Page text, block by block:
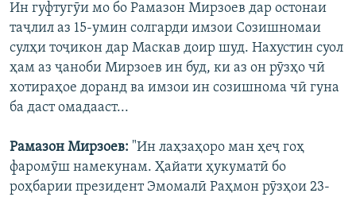
Ин гуфтугӯи мо бо Рамазон Мирзоев дар остонаи
таҷлил аз 15-умин солгарди имзои Созишномаи
сулҳи тоҷикон дар Маскав доир шуд. Нахустин суол
ҳам аз ҷаноби Мирзоев ин буд, ки аз он рӯзҳо чӣ
хотираҳое доранд ва имзои ин созишнома чӣ гуна
ба даст омадааст...
Рамазон Мирзоев: "Ин лаҳзаҳоро ман ҳеҷ гоҳ
фаромӯш намекунам. Ҳайати ҳукуматӣ бо
роҳбарии президент Эмомалӣ Раҳмон рӯзҳои 23-